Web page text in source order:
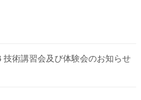
技術講習会及び体験会のお知らせ